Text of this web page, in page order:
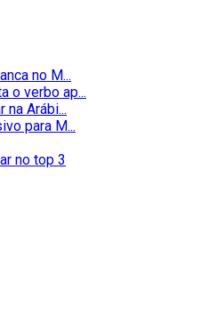
no M...
o verbo ap...
na Arábi...
para M...
no top 3